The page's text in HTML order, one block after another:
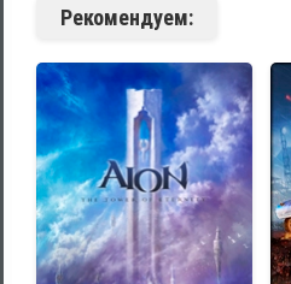
Рекомендуем: